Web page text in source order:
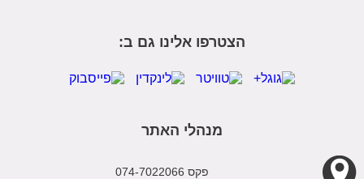
הצטרפו אלינו גם ב:
מנהלי האתר
פקס 074-7022066